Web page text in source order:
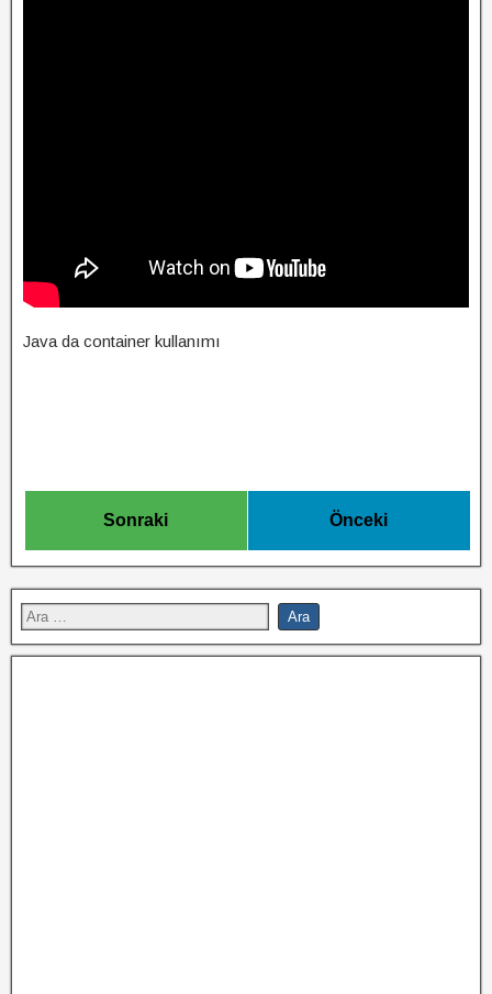
Java da container kullanımı
Sonraki Önceki